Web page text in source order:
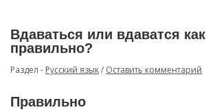
Вдаваться или вдаватся как
правильно?
Раздел - Русский язык/ Оставить комментарий
Правильно